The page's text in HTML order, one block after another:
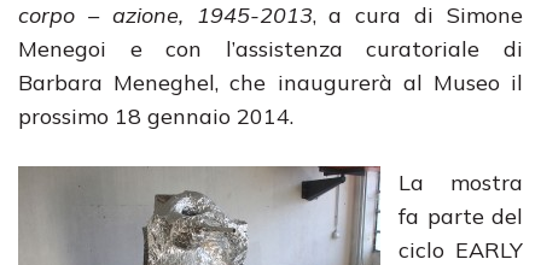
corpo – azione, 1945-2013, a cura di Simone
Menegoi e con l’assistenza curatoriale di
Barbara Meneghel, che inaugurerà al Museo il
prossimo 18 gennaio 2014.
La mostra
fa parte del
ciclo EARLY